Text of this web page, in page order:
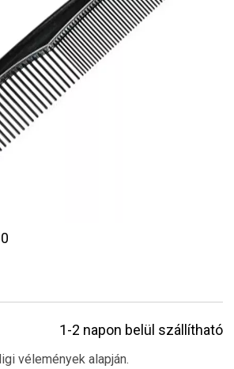
1-2 napon belül szállítható
vélemények alapján.